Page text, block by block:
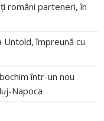
români parteneri, în
împreună cu
într-un nou
Napoca